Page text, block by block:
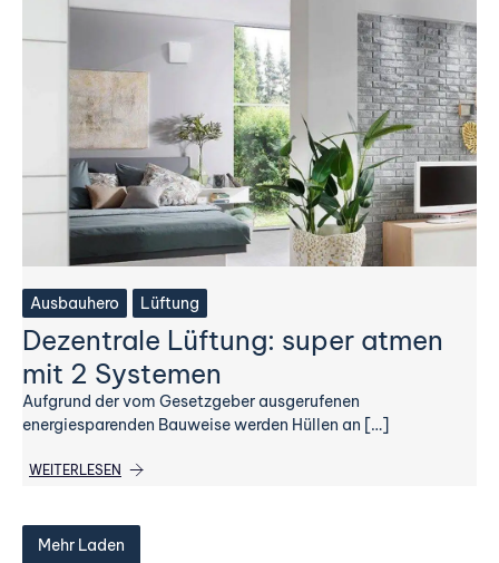
Ausbauhero Lüftung
Dezentrale Lüftung: super atmen
mit 2 Systemen
Aufgrund der vom Gesetzgeber ausgerufenen
energiesparenden Bauweise werden Hüllen an […]
WEITERLESEN
Mehr Laden